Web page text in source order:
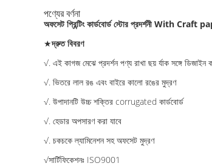
পণ্যের বর্ণনা
অফসেট প্রিন্টিং কার্ডবোর্ড স্টোর প্রদর্শনী With
★দ্রুত বিবরণ
√. এই কাগজ মেঝে প্রদর্শন পণ্য রাখা ছয় র্যাক সঙ্গে ডিজাইন
√. ভিতরে লাল রঙ এবং বাইরে কালো রঙের মুদ্রণ
√. উপাদানটি উচ্চ শক্তির corrugated কার্ডবোর্ড
√. হেডার অপসারণ করা যাবে
√. চকচকে ল্যামিনেশন সহ অফসেট মুদ্রণ
√সার্টিফিকেশনঃ ISO9001